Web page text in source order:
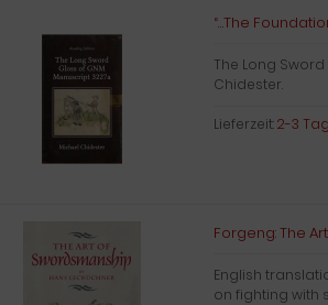
“…The
The Long Sword
Chidester.
Lieferzeit:2-3
Forgeng: The
English
on fighting with